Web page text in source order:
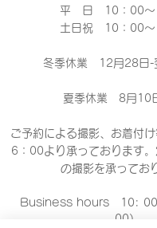
平 日 10：00～
土日祝 10：00～
冬季休業 12月28日-
夏季休業 8月10
ご予約による撮影、お着付
6：00より承っております
の撮影を承ってお
Business hours 10:
00）